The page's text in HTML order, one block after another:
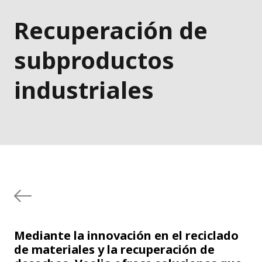
Recuperación de
subproductos
industriales
Mediante la innovación en el reciclado
de materiales y la recuperación de